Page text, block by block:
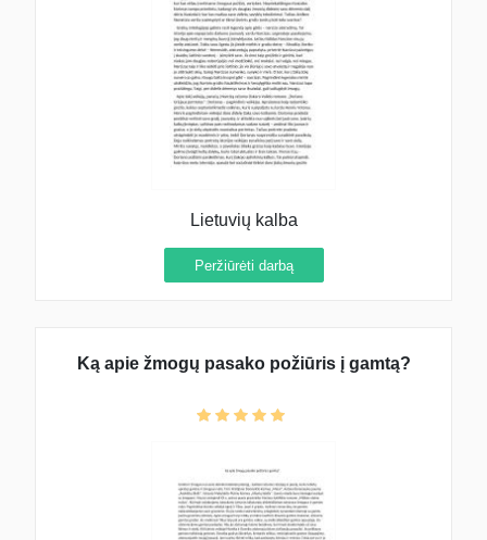
Lietuvių kalba
Peržiūrėti darbą
Ką apie žmogų pasako požiūris į gamtą?